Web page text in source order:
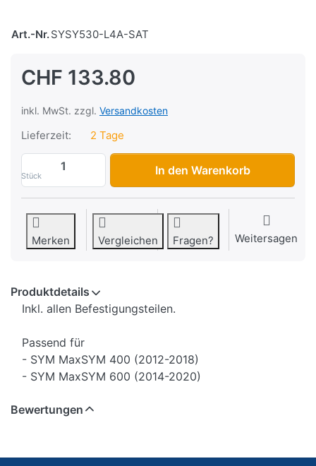
Art.-Nr.SYSY530-L4A-SAT
CHF 133.80
inkl. MwSt. zzgl. Versandkosten
Lieferzeit: 2 Tage
Stück
Windschild SYM MaxSYM 400/600,
In den Warenkorb
Merken Vergleichen Fragen? Weitersagen
Produktdetails
Inkl. allen Befestigungsteilen.
Passend für
- SYM MaxSYM 400 (2012-2018)
- SYM MaxSYM 600 (2014-2020)
Bewertungen